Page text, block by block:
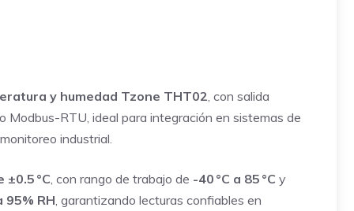
y humedad Tzone THT02, con salida
Modbus-RTU, ideal para integración en sistemas de
industrial.
°C, con rango de trabajo de -40 °C a 85 °C y
95% RH, garantizando lecturas confiables en